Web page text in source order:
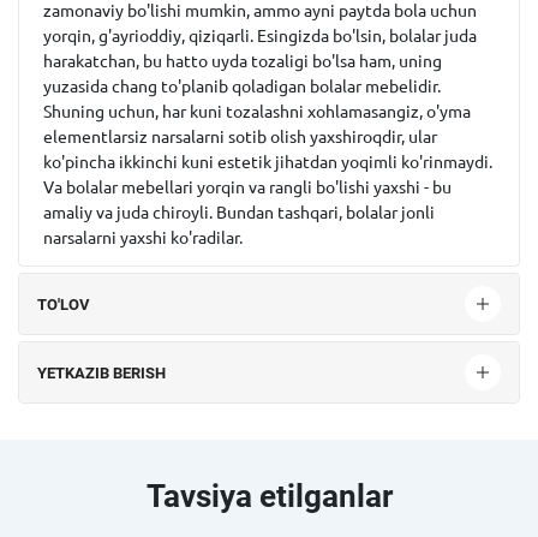
zamonaviy bo'lishi mumkin, ammo ayni paytda bola uchun
yorqin, g'ayrioddiy, qiziqarli. Esingizda bo'lsin, bolalar juda
harakatchan, bu hatto uyda tozaligi bo'lsa ham, uning
yuzasida chang to'planib qoladigan bolalar mebelidir.
Shuning uchun, har kuni tozalashni xohlamasangiz, o'yma
elementlarsiz narsalarni sotib olish yaxshiroqdir, ular
ko'pincha ikkinchi kuni estetik jihatdan yoqimli ko'rinmaydi.
Va bolalar mebellari yorqin va rangli bo'lishi yaxshi - bu
amaliy va juda chiroyli. Bundan tashqari, bolalar jonli
narsalarni yaxshi ko'radilar.
TO'LOV
YETKAZIB BERISH
Tavsiya etilganlar